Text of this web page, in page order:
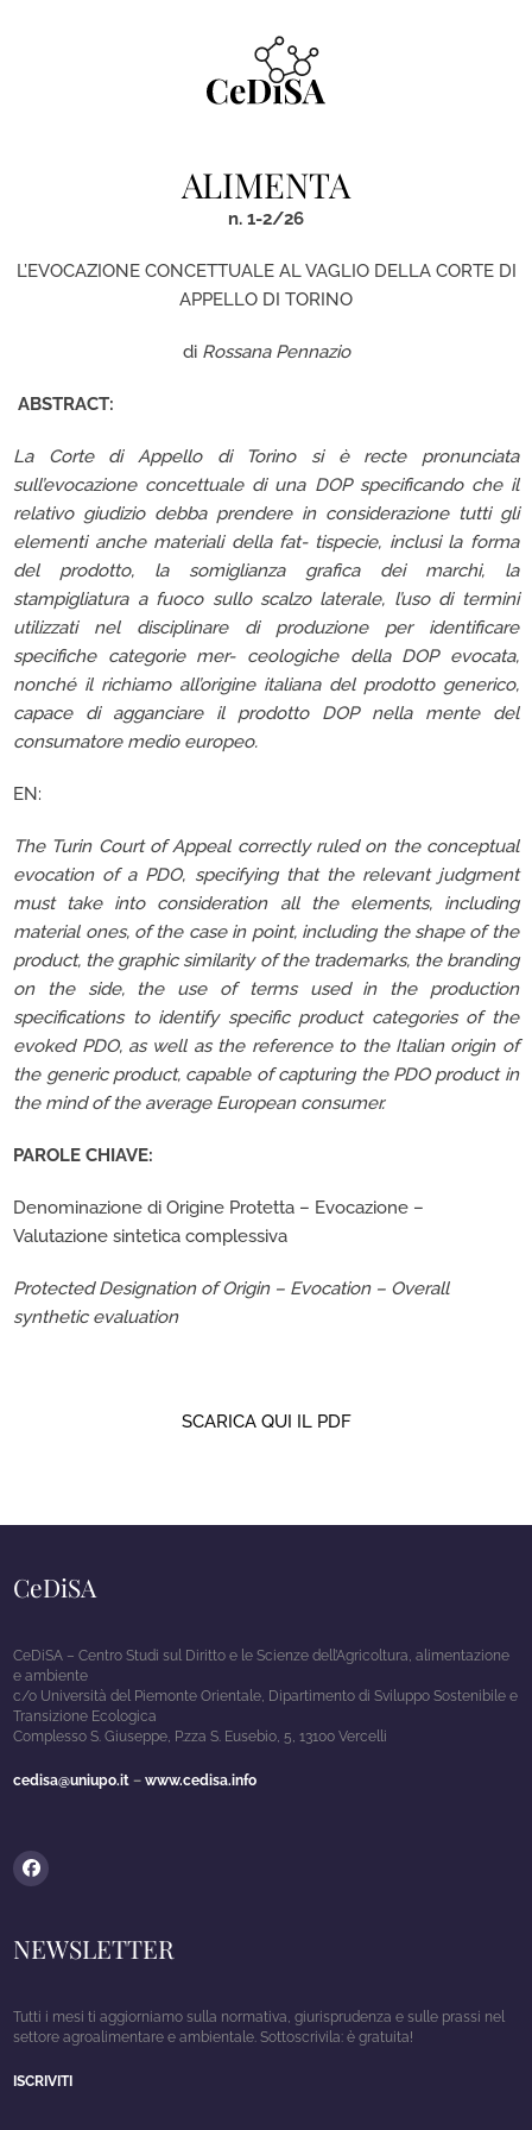
ALIMENTA
n. 1-2/26
L’EVOCAZIONE CONCETTUALE AL VAGLIO DELLA CORTE DI
APPELLO DI TORINO
di Rossana Pennazio
ABSTRACT:
La Corte di Appello di Torino si è recte pronunciata
sull’evocazione concettuale di una DOP specificando che il
relativo giudizio debba prendere in considerazione tutti gli
elementi anche materiali della fat- tispecie, inclusi la forma
del prodotto, la somiglianza grafica dei marchi, la
stampigliatura a fuoco sullo scalzo laterale, l’uso di termini
utilizzati nel disciplinare di produzione per identificare
specifiche categorie mer- ceologiche della DOP evocata,
nonché il richiamo all’origine italiana del prodotto generico,
capace di agganciare il prodotto DOP nella mente del
consumatore medio europeo.
EN:
The Turin Court of Appeal correctly ruled on the conceptual
evocation of a PDO, specifying that the relevant judgment
must take into consideration all the elements, including
material ones, of the case in point, including the shape of the
product, the graphic similarity of the trademarks, the branding
on the side, the use of terms used in the production
specifications to identify specific product categories of the
evoked PDO, as well as the reference to the Italian origin of
the generic product, capable of capturing the PDO product in
the mind of the average European consumer.
PAROLE CHIAVE:
Denominazione di Origine Protetta – Evocazione –
Valutazione sintetica complessiva
Protected Designation of Origin – Evocation – Overall
synthetic evaluation
SCARICA QUI IL PDF
CeDiSA
CeDiSA – Centro Studi sul Diritto e le Scienze dell’Agricoltura, alimentazione
e ambiente
c/o Università del Piemonte Orientale, Dipartimento di Sviluppo Sostenibile e
Transizione Ecologica
Complesso S. Giuseppe, P.zza S. Eusebio, 5, 13100 Vercelli
cedisa@uniupo.it –www.cedisa.info
Facebook
NEWSLETTER
Tutti i mesi ti aggiorniamo sulla normativa, giurisprudenza e sulle prassi nel
settore agroalimentare e ambientale. Sottoscrivila: è gratuita!
ISCRIVITI